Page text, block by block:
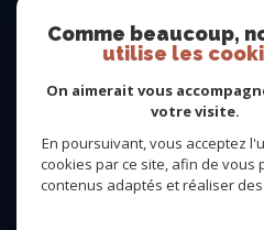
contact@vma-
19 rue des
NOUS
Comme beaucoup,
utilise les
On aimerait vous
votre visite.
En poursuivant, vous acceptez
cookies par ce site, afin de vous
contenus adaptés et réaliser